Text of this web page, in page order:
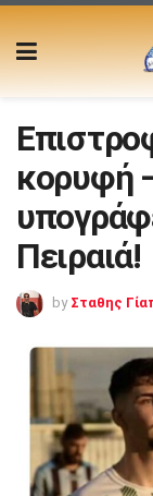
κορυφή
Πειραιά!
by Σταθης